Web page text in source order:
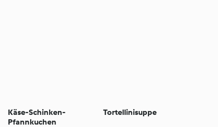
Käse-Schinken-
Pfannkuchen
Tortellinisuppe